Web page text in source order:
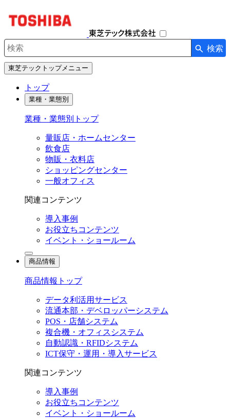
ー
検索キーワード入力 検索
東芝テックトップメニュー
トップ
業種・業態別
業種・業態別トップ
量販店・ホームセンター
飲食店
物販・衣料店
ショッピングセンター
一般オフィス
関連コンテンツ
導入事例
お役立ちコンテンツ
イベント・ショールーム
商品情報
商品情報トップ
データ利活用サービス
流通本部・デベロッパーシステム
POS・店舗システム
複合機・オフィスシステム
自動認識・RFIDシステム
ICT保守・運用・導入サービス
関連コンテンツ
導入事例
お役立ちコンテンツ
イベント・ショールーム